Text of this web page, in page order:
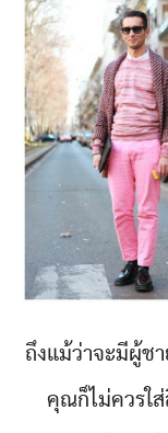
ถึงแม้ว่าจะมีผู้ช
คุณก็ไม่ควรใ